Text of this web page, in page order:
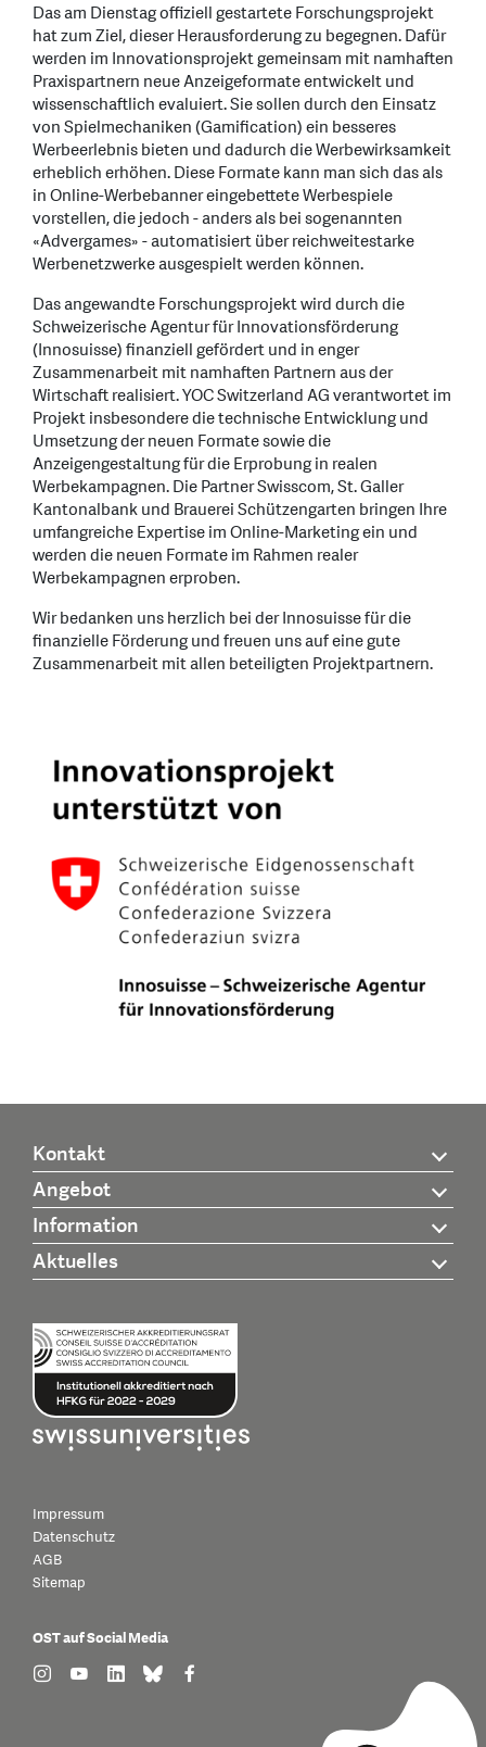
Das am Dienstag offiziell gestartete Forschungsprojekt
hat zum Ziel, dieser Herausforderung zu begegnen. Dafür
werden im Innovationsprojekt gemeinsam mit namhaften
Praxispartnern neue Anzeigeformate entwickelt und
wissenschaftlich evaluiert. Sie sollen durch den Einsatz
von Spielmechaniken (Gamification) ein besseres
Werbeerlebnis bieten und dadurch die Werbewirksamkeit
erheblich erhöhen. Diese Formate kann man sich das als
in Online-Werbebanner eingebettete Werbespiele
vorstellen, die jedoch - anders als bei sogenannten
«Advergames» - automatisiert über reichweitestarke
Werbenetzwerke ausgespielt werden können.
Das angewandte Forschungsprojekt wird durch die
Schweizerische Agentur für Innovationsförderung
(Innosuisse) finanziell gefördert und in enger
Zusammenarbeit mit namhaften Partnern aus der
Wirtschaft realisiert. YOC Switzerland AG verantwortet im
Projekt insbesondere die technische Entwicklung und
Umsetzung der neuen Formate sowie die
Anzeigengestaltung für die Erprobung in realen
Werbekampagnen. Die Partner Swisscom, St. Galler
Kantonalbank und Brauerei Schützengarten bringen Ihre
umfangreiche Expertise im Online-Marketing ein und
werden die neuen Formate im Rahmen realer
Werbekampagnen erproben.
Wir bedanken uns herzlich bei der Innosuisse für die
finanzielle Förderung und freuen uns auf eine gute
Zusammenarbeit mit allen beteiligten Projektpartnern.
Kontakt
Angebot
Information
Aktuelles
Impressum
Datenschutz
AGB
Sitemap
OST auf Social Media
find us on: instagram
find us on: youtube
find us on: linkedin
find us on: bluesky
find us on: facebook